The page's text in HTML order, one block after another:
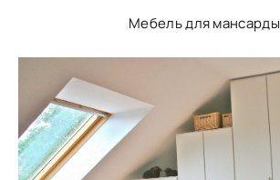
Мебель для мансарды